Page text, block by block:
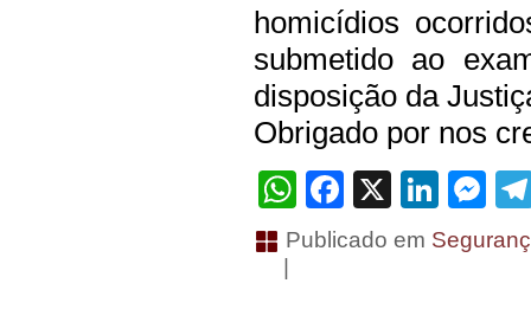
homicídios
submetido ao
disposição da
Obrigado por nos
WhatsApp
Facebook
X
Publicado em